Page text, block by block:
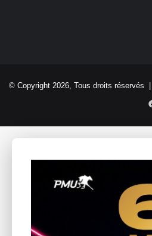
© Copyright 2026, Tous droits réservés |